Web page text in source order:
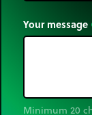
Your message
Minimum 20